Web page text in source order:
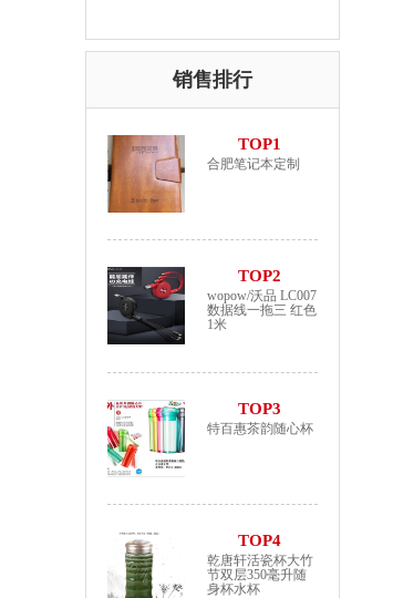
销售排行
TOP1
合肥笔记本定制
TOP2
wopow/沃品 LC007
数据线一拖三 红色
1米
TOP3
特百惠茶韵随心杯
TOP4
乾唐轩活瓷杯大竹
节双层350毫升随
身杯水杯